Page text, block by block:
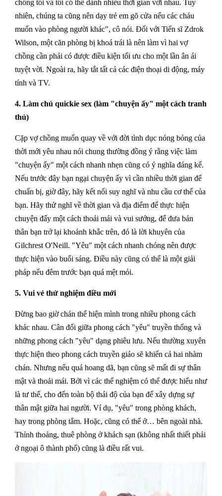
chồng tôi và tôi có thể dành nhiều thời gian với nhau. Tuy
nhiên, chúng ta cũng nên dạy trẻ em gõ cửa nếu các cháu
muốn vào phòng người khác", cô nói. Đối với Tiến sĩ Zdrok
Wilson, một căn phòng bị khoá trái là nên làm vì hai vợ
chồng cần phải có được điều kiện tối ưu cho một lần ân ái
tuyệt vời. Ngoài ra, hãy tắt tất cả các điện thoại di động, máy
tính và TV.
4. Làm chủ quickie sex (làm "chuyện ấy" một cách tranh
thủ)
Cặp vợ chồng muốn quay về với đời tình dục nóng bỏng của
thời mới yêu nhau nói chung thường đồng ý rằng việc làm
"chuyện ấy" một cách nhanh nhẹn cũng có ý nghĩa đáng kể.
Nếu trước đây bạn ngại chuyện ấy vì cần nhiều thời gian để
chuẩn bị, giờ đây, hãy kết nối suy nghĩ và nhu cầu cơ thể của
bạn. Hãy thử nghĩ về thời gian và địa điểm để thực hiện
chuyện đấy một cách thoải mái và vui sướng, để đưa bản
thân bạn trở lại khoảnh khắc trên, đó là lời khuyên của
Gilchrest O'Neill. "Yêu" một cách nhanh chóng nên được
thực hiện vào buổi sáng. Điều này cũng có thể là một giải
pháp nếu đêm trước bạn quá mệt mỏi.
5. Vui vẻ thử nghiệm điều mới
Đừng bao giờ chán thể hiện mình trong nhiều phong cách
khác nhau. Cân đối giữa phong cách "yêu" truyền thống và
những phong cách "yêu" dạng phiêu lưu. Nếu thường xuyên
thực hiện theo phong cách truyền giáo sẽ khiến cả hai nhàm
chán. Nhưng nếu quá hoang dã, bạn cũng sẽ mất đi sự thân
mật và thoải mái. Bởi vì các thể nghiệm có thể được hiểu như
là tư thế, cho đến toàn bộ thái độ của bạn để xây dựng sự
thân mật giữa hai người. Ví dụ, "yêu" trong phòng khách,
hay trong phòng tắm. Hoặc, cũng có thể ở… bên ngoài nhà.
Thỉnh thoảng, thuê phòng ở khách sạn (không nhất thiết phải
ở ngoại ô thành phố) cũng là điều rất vui.